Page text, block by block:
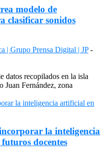
modelo de
clasificar sonidos
| Grupo Prensa Digital | JP -
datos recopilados en la isla
Juan Fernández, zona
la inteligencia
docentes